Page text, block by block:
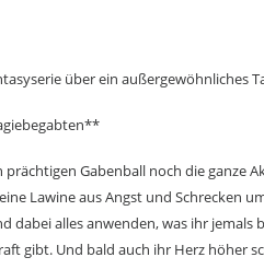
über ein außergewöhnliches
Gabenball noch die ganze
Lawine aus Angst und Schrecken
dabei alles anwenden, was ihr
gibt. Und bald auch ihr Herz höher